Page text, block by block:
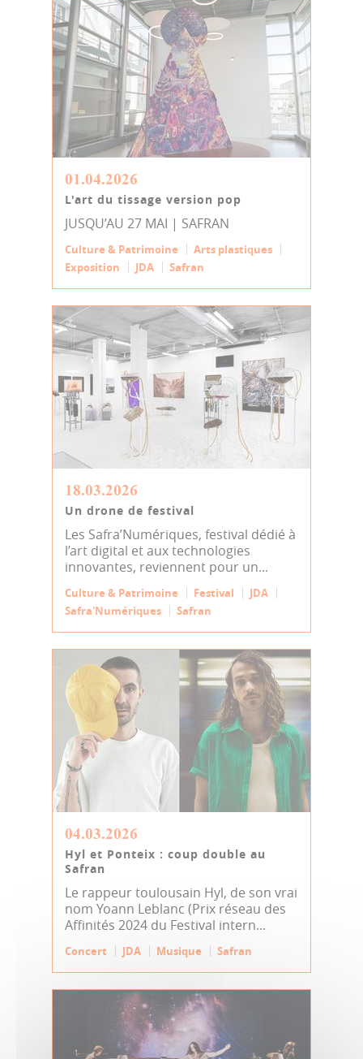
01.04.2026
L'art du tissage version pop
JUSQU’AU 27 MAI | SAFRAN
Culture & Patrimoine
Arts plastiques
Exposition
JDA Safran
18.03.2026
Un drone de festival
Les Safra’Numériques, festival dédié à
l’art digital et aux technologies
innovantes, reviennent pour un...
Culture & Patrimoine Festival
JDA
Safra'Numériques
Safran
04.03.2026
Hyl et Ponteix : coup double au
Safran
Le rappeur toulousain Hyl, de son vrai
nom Yoann Leblanc (Prix réseau des
Affinités 2024 du Festival intern...
Concert JDA Musique Safran